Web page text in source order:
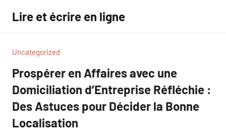
contenu
Lire et écrire en ligne
Uncategorized
Prospérer en Affaires avec une
Domiciliation d’Entreprise Réfléchie :
Des Astuces pour Décider la Bonne
Localisation